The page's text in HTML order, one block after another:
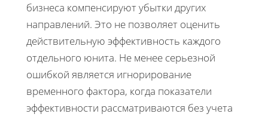
бизнеса компенсируют убытки других
направлений. Это не позволяет оценить
действительную эффективность каждого
отдельного юнита. Не менее серьезной
ошибкой является игнорирование
временного фактора, когда показатели
эффективности рассматриваются без учета